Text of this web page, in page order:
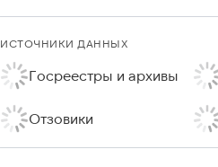
ИСТОЧНИКИ ДАННЫХ
Госреестры и архивы
Отзовики